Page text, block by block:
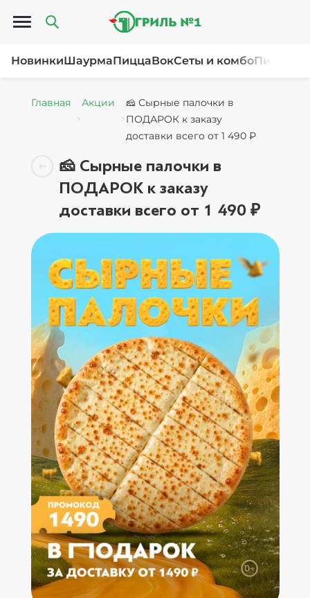
Открыть меню
НовинкиШаурмаПиццаВокСеты и комбоПироги
Главная Акции
🧀 Сырные палочки в
ПОДАРОК к заказу
доставки всего от 1 490 ₽
🧀 Сырные палочки в
ПОДАРОК к заказу
доставки всего от 1 490 ₽